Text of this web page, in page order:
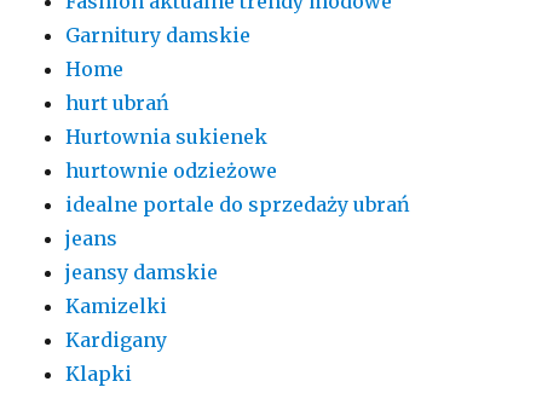
Garnitury damskie
Home
hurt ubrań
Hurtownia sukienek
hurtownie odzieżowe
idealne portale do sprzedaży ubrań
jeans
jeansy damskie
Kamizelki
Kardigany
Klapki